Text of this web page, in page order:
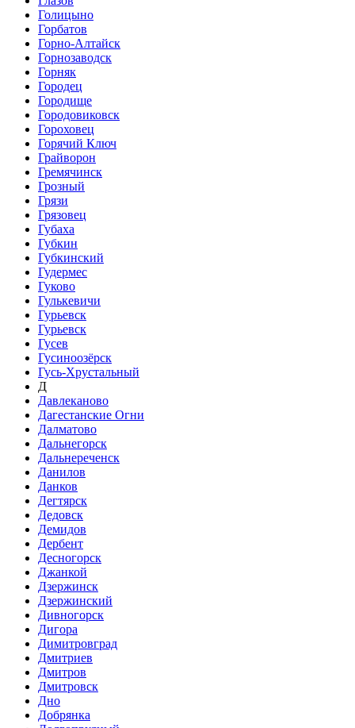
Голицыно
Горбатов
Горно-Алтайск
Горнозаводск
Горняк
Городец
Городище
Городовиковск
Гороховец
Горячий Ключ
Грайворон
Гремячинск
Грозный
Грязи
Грязовец
Губаха
Губкин
Губкинский
Гудермес
Гуково
Гулькевичи
Гурьевск
Гурьевск
Гусев
Гусиноозёрск
Гусь-Хрустальный
Д
Давлеканово
Дагестанские Огни
Далматово
Дальнегорск
Дальнереченск
Данилов
Данков
Дегтярск
Дедовск
Демидов
Дербент
Десногорск
Джанкой
Дзержинск
Дзержинский
Дивногорск
Дигора
Димитровград
Дмитриев
Дмитров
Дмитровск
Дно
Добрянка